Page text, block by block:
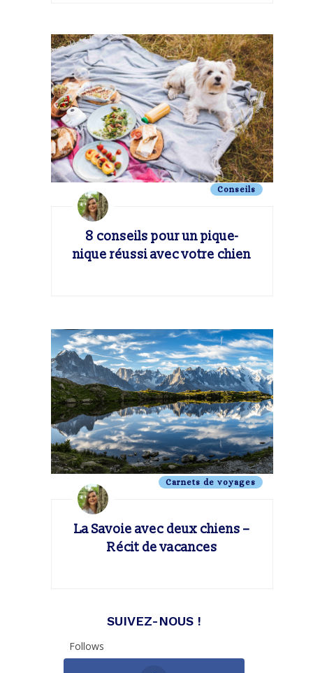
Conseils
8 conseils pour un pique-
nique réussi avec votre chien
Carnets de voyages
La Savoie avec deux chiens –
Récit de vacances
SUIVEZ-NOUS !
Follows